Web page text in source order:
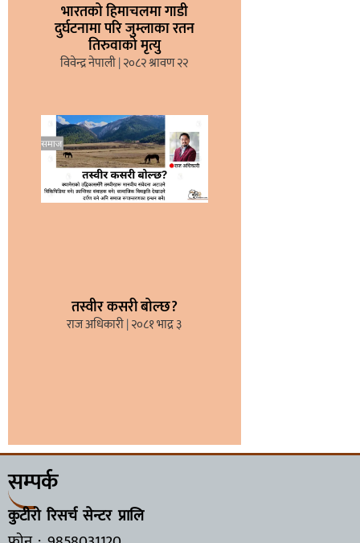
भारतको हिमाचलमा गाडी
दुर्घटनामा परि जुम्लाका रतन
तिरुवाको मृत्यु
विवेन्द्र नेपाली २०८२ श्रावण २२
तस्वीर कसरी बोल्छ?
राज अधिकारी २०८१ भाद्र ३
सम्पर्क
कुटीरो रिसर्च सेन्टर प्रालि